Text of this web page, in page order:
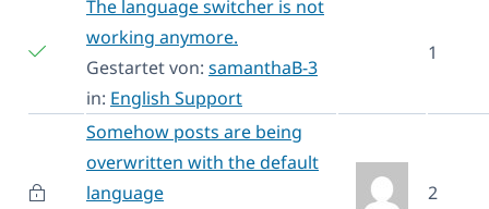
The language switcher is not
working anymore.
Gestartet von: samanthaB-3
in: English Support
1
Somehow posts are being
overwritten with the default
language
2